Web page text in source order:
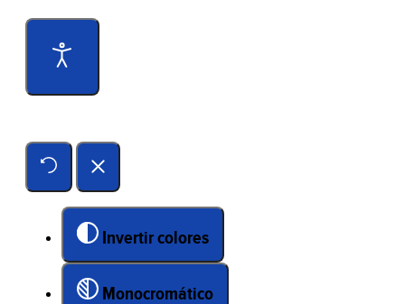
Invertir colores
Monocromático